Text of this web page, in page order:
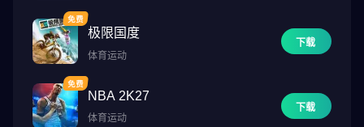
极限国度
体育运动
下载
NBA 2K27
体育运动
下载